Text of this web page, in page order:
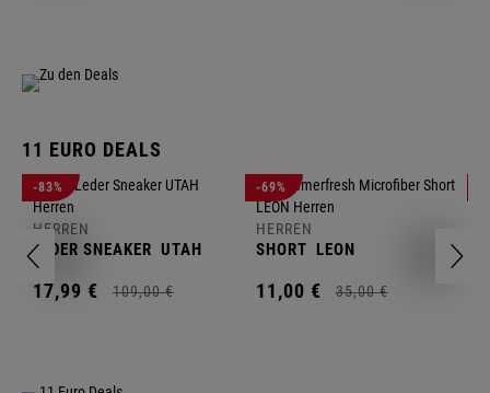
11 EURO DEALS
-83%
HERREN
LEDER SNEAKER UTAH
17,99 € 109,00 €
-69%
HERREN
SHORT LEON
11,00 € 35,00 €